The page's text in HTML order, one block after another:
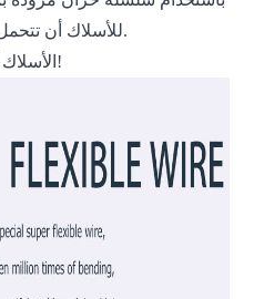
للأسلاك أن تتحمل عشرة ملايين مرة من الانحناء.
الأسلاك أنيقة وجميلة، ومستقرة ومتينة!